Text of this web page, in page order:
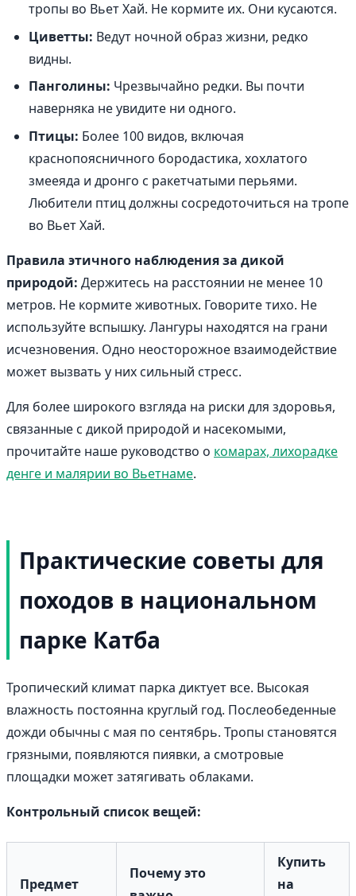
тропы во Вьет Хай. Не кормите их. Они кусаются.
Циветты: Ведут ночной образ жизни, редко
видны.
Панголины: Чрезвычайно редки. Вы почти
наверняка не увидите ни одного.
Птицы: Более 100 видов, включая
краснопоясничного бородастика, хохлатого
змееяда и дронго с ракетчатыми перьями.
Любители птиц должны сосредоточиться на тропе
во Вьет Хай.
Правила этичного наблюдения за дикой
природой: Держитесь на расстоянии не менее 10
метров. Не кормите животных. Говорите тихо. Не
используйте вспышку. Лангуры находятся на грани
исчезновения. Одно неосторожное взаимодействие
может вызвать у них сильный стресс.
Для более широкого взгляда на риски для здоровья,
связанные с дикой природой и насекомыми,
прочитайте наше руководство о комарах, лихорадке
денге и малярии во Вьетнаме.
Практические советы для
походов в национальном
парке Катба
Тропический климат парка диктует все. Высокая
влажность постоянна круглый год. Послеобеденные
дожди обычны с мая по сентябрь. Тропы становятся
грязными, появляются пиявки, а смотровые
площадки может затягивать облаками.
Контрольный список вещей:
Предмет
Почему это
Купить
на